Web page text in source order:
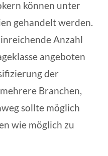
können unter
gehandelt werden.
Anzahl
angeboten
der
Branchen,
sollte möglich
wie möglich zu